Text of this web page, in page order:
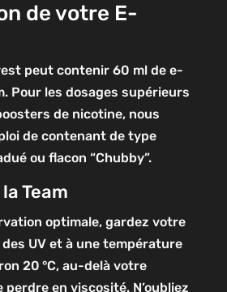
de votre E-
peut contenir 60 ml de e-
Pour les dosages supérieurs
de nicotine, nous
de contenant de type
ou flacon “Chubby”.
Team
optimale, gardez votre
des UV et à une température
20 °C, au-delà votre
en viscosité. N’oubliez